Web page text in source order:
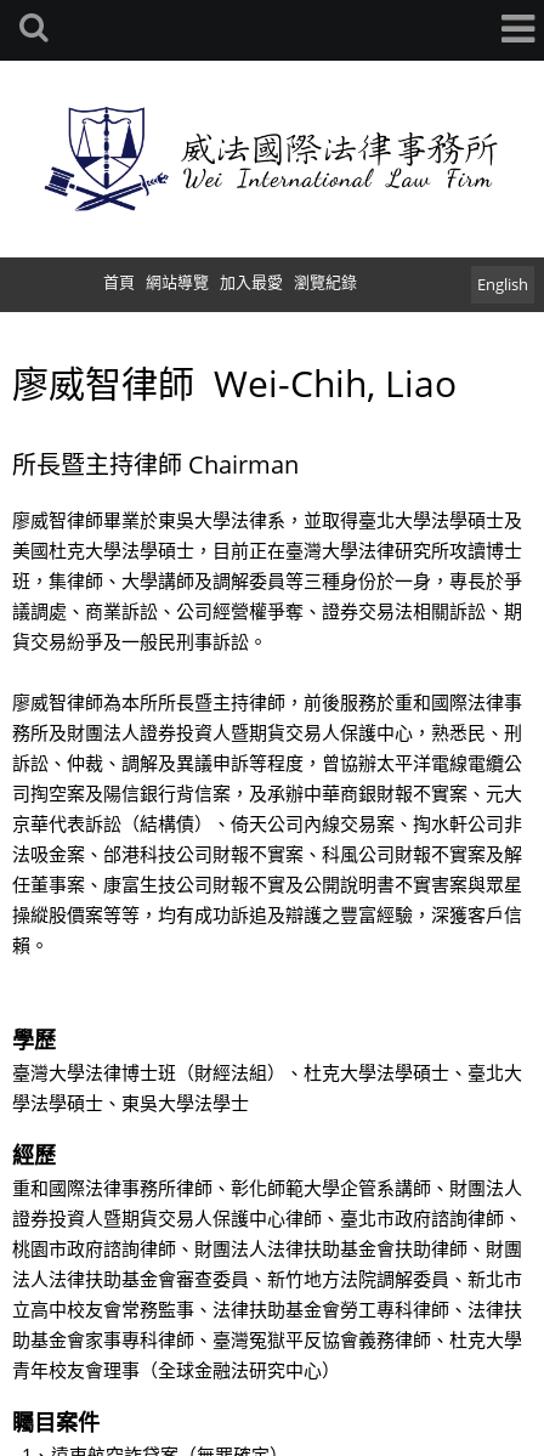
首頁 網站導覽 加入最愛 English
瀏覽紀錄
廖威智律師 Wei-Chih, Liao
所長暨主持律師 Chairman
廖威智律師畢業於東吳大學法律系，並取得臺北大學法學碩士及
美國杜克大學法學碩士，目前正在臺灣大學法律研究所攻讀博士
班，集律師、大學講師及調解委員等三種身份於一身，專長於爭
議調處、商業訴訟、公司經營權爭奪、證券交易法相關訴訟、期
貨交易紛爭及一般民刑事訴訟。
廖威智律師為本所所長暨主持律師，前後服務於重和國際法律事
務所及財團法人證券投資人暨期貨交易人保護中心，熟悉民、刑
訴訟、仲裁、調解及異議申訴等程度，曾協辦太平洋電線電纜公
司掏空案及陽信銀行背信案，及承辦中華商銀財報不實案、元大
京華代表訴訟（結構債）、倚天公司內線交易案、掏水軒公司非
法吸金案、邰港科技公司財報不實案、科風公司財報不實案及解
任董事案、康富生技公司財報不實及公開說明書不實害案與眾星
操縱股價案等等，均有成功訴追及辯護之豐富經驗，深獲客戶信
賴。
學歷
臺灣大學法律博士班（財經法組）、杜克大學法學碩士、臺北大
學法學碩士、東吳大學法學士
經歷
重和國際法律事務所律師、彰化師範大學企管系講師、財團法人
證券投資人暨期貨交易人保護中心律師、臺北市政府諮詢律師、
桃園市政府諮詢律師、財團法人法律扶助基金會扶助律師、財團
法人法律扶助基金會審查委員、新竹地方法院調解委員、新北市
立高中校友會常務監事、法律扶助基金會勞工專科律師、法律扶
助基金會家事專科律師、臺灣冤獄平反協會義務律師、杜克大學
青年校友會理事（全球金融法研究中心）
矚目案件